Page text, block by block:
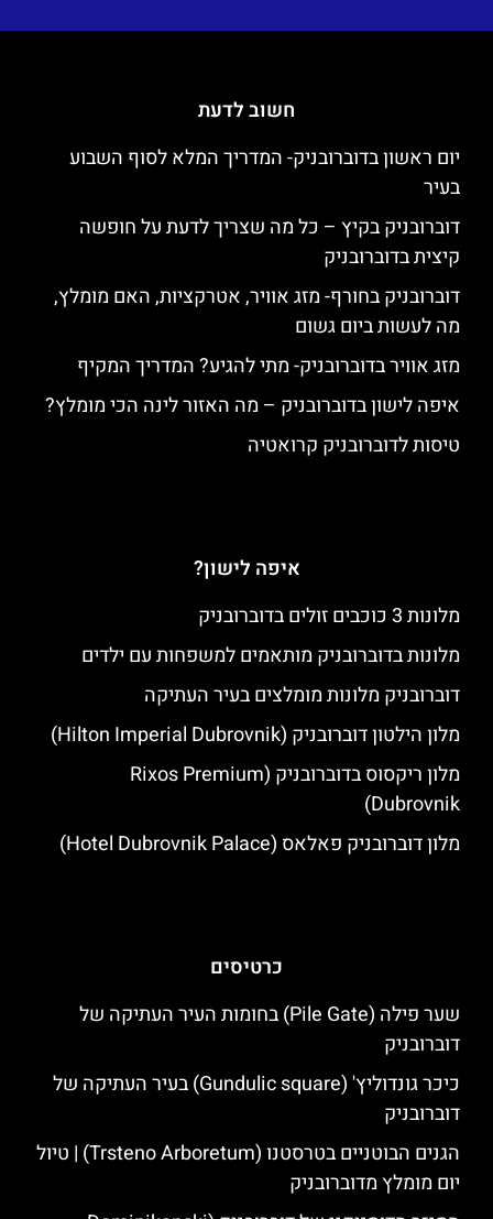
חשוב לדעת
יום ראשון בדוברובניק- המדריך המלא לסוף השבוע
בעיר
דוברובניק בקיץ – כל מה שצריך לדעת על חופשה
קיצית בדוברובניק
דוברובניק בחורף- מזג אוויר, אטרקציות, האם מומלץ,
מה לעשות ביום גשום
מזג אוויר בדוברובניק- מתי להגיע? המדריך המקיף
איפה לישון בדוברובניק – מה האזור לינה הכי מומלץ?
טיסות לדוברובניק קרואטיה
איפה לישון?
מלונות 3 כוכבים זולים בדוברובניק
מלונות בדוברובניק מותאמים למשפחות עם ילדים
דוברובניק מלונות מומלצים בעיר העתיקה
מלון הילטון דוברובניק (Hilton Imperial Dubrovnik)
מלון ריקסוס בדוברובניק (Rixos Premium
Dubrovnik)
מלון דוברובניק פאלאס (Hotel Dubrovnik Palace)
כרטיסים
שער פילה (Pile Gate) בחומות העיר העתיקה של
דוברובניק
כיכר גונדוליץ' (Gundulic square) בעיר העתיקה של
דוברובניק
הגנים הבוטניים בטרסטנו (Trsteno Arboretum) | טיול
יום מומלץ מדוברובניק